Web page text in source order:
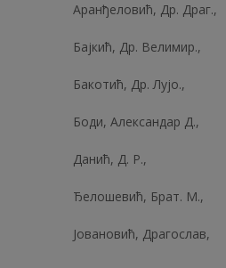
Аранђеловић, Др. Драг.,
Бајкић, Др. Велимир.,
Бакотић, Др. Лујо.,
Боди, Александар Д.,
Данић, Д. Р.,
Ђелошевић, Брат. М.,
Јовановић, Драгослав,